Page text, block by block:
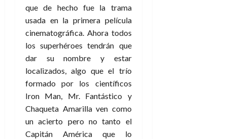
que de hecho fue la trama
usada en la primera película
cinematográfica. Ahora todos
los superhéroes tendrán que
dar su nombre y estar
localizados, algo que el trío
formado por los científicos
Iron Man, Mr. Fantástico y
Chaqueta Amarilla ven como
un acierto pero no tanto el
Capitán América que lo